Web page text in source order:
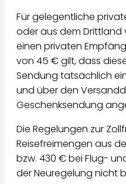
Für gelegentliche
oder aus dem Drittland
einen privaten
von 45 € gilt, dass
Sendung tatsächlich
und über den
Geschenksendung
Die Regelungen zur
Reisefreimengen aus
bzw. 430 € bei Flug-
der Neuregelung nicht